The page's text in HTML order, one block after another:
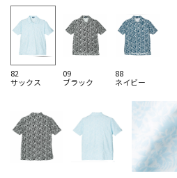
82
サックス
09
ブラック
88
ネイビー